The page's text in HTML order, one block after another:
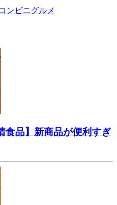
コンビニグルメ
食品】新商品が便利すぎ